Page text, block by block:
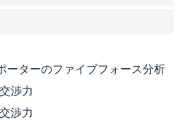
ーターのファイブフォース分析
渉力
渉力